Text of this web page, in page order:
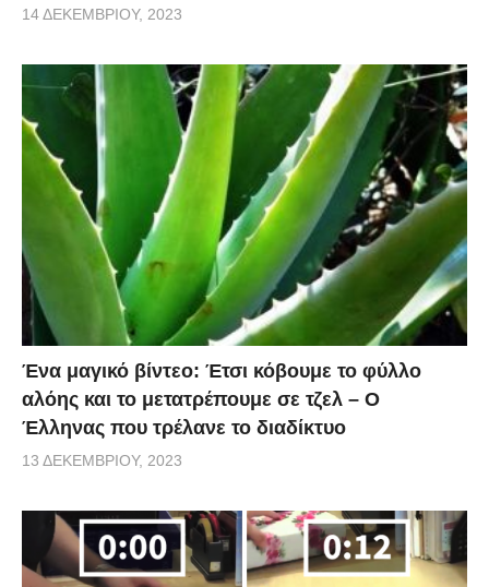
14 ΔΕΚΕΜΒΡΊΟΥ, 2023
Ένα μαγικό βίντεο: Έτσι κόβουμε το φύλλο
αλόης και το μετατρέπουμε σε τζελ – O
Έλληνας που τρέλανε το διαδίκτυο
13 ΔΕΚΕΜΒΡΊΟΥ, 2023